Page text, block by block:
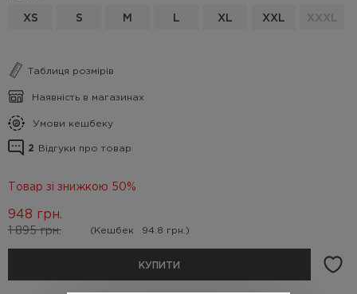
XS S M L XL XXL XXXL
Таблиця розмірів
Наявність в магазинах
Умови кешбеку
2 Відгуки про товар
Товар зі знижкою 50%
1 895 грн.
948 грн.
(Кешбек 94.8 грн.)
КУПИТИ